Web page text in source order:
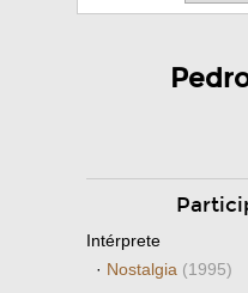
Intérprete
· Nostalgia (1995)